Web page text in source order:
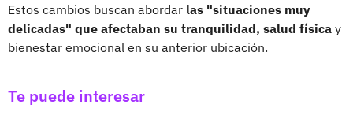
Estos cambios buscan abordar las "situaciones muy
delicadas" que afectaban su tranquilidad, salud física y
bienestar emocional en su anterior ubicación.
Te puede interesar